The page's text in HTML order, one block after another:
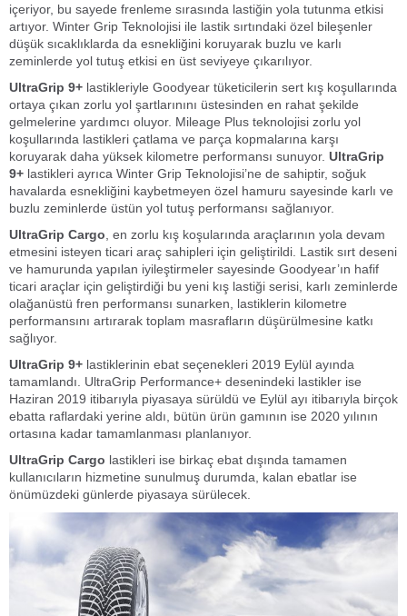
içeriyor, bu sayede frenleme sırasında lastiğin yola tutunma etkisi
artıyor. Winter Grip Teknolojisi ile lastik sırtındaki özel bileşenler
düşük sıcaklıklarda da esnekliğini koruyarak buzlu ve karlı
zeminlerde yol tutuş etkisi en üst seviyeye çıkarılıyor.
UltraGrip 9+ lastikleriyle Goodyear tüketicilerin sert kış koşullarında
ortaya çıkan zorlu yol şartlarınını üstesinden en rahat şekilde
gelmelerine yardımcı oluyor. Mileage Plus teknolojisi zorlu yol
koşullarında lastikleri çatlama ve parça kopmalarına karşı
koruyarak daha yüksek kilometre performansı sunuyor. UltraGrip
9+ lastikleri ayrıca Winter Grip Teknolojisi’ne de sahiptir, soğuk
havalarda esnekliğini kaybetmeyen özel hamuru sayesinde karlı ve
buzlu zeminlerde üstün yol tutuş performansı sağlanıyor.
UltraGrip Cargo , en zorlu kış koşularında araçlarının yola devam
etmesini isteyen ticari araç sahipleri için geliştirildi. Lastik sırt deseni
ve hamurunda yapılan iyileştirmeler sayesinde Goodyear’ın hafif
ticari araçlar için geliştirdiği bu yeni kış lastiği serisi, karlı zeminlerde
olağanüstü fren performansı sunarken, lastiklerin kilometre
performansını artırarak toplam masrafların düşürülmesine katkı
sağlıyor.
UltraGrip 9+ lastiklerinin ebat seçenekleri 2019 Eylül ayında
tamamlandı. UltraGrip Performance+ desenindeki lastikler ise
Haziran 2019 itibarıyla piyasaya sürüldü ve Eylül ayı itibarıyla birçok
ebatta raflardaki yerine aldı, bütün ürün gamının ise 2020 yılının
ortasına kadar tamamlanması planlanıyor.
UltraGrip Cargo lastikleri ise birkaç ebat dışında tamamen
kullanıcıların hizmetine sunulmuş durumda, kalan ebatlar ise
önümüzdeki günlerde piyasaya sürülecek.